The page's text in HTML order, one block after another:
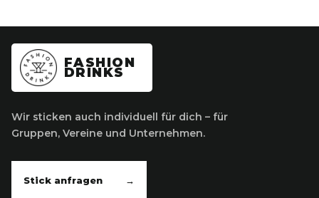
FASHION
DRINKS
Wir sticken auch individuell für dich – für
Gruppen, Vereine und Unternehmen.
Stick anfragen →